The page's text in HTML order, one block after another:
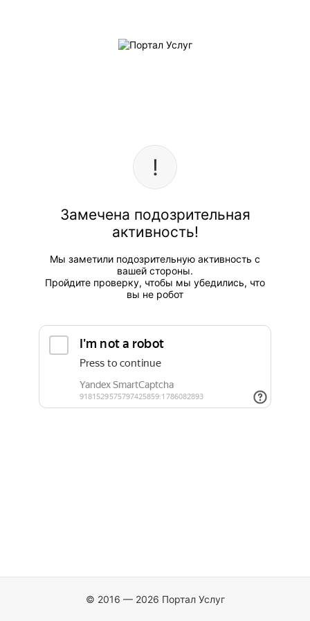
Замечена подозрительная
активность!
Мы заметили подозрительную активность с
вашей стороны.
Пройдите проверку, чтобы мы убедились, что
вы не робот
© 2016 — 2026 Портал Услуг